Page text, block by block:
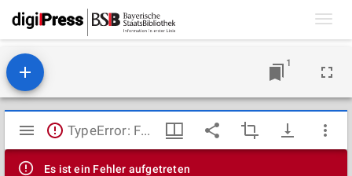
1
Mirador
Viewer
TypeError: Failed to fetch
Es ist ein Fehler aufgetreten